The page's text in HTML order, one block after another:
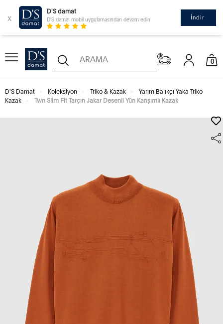
x
D'S damat
D'S damat mobil uygulamasından devam edin İndir
0
D'S Damat Koleksiyon Triko & Kazak
Yarım Balıkçı Yaka Triko
Kazak
Twn Slim Fit Tarçın Jakar Desenli Yün Karışımlı Kazak